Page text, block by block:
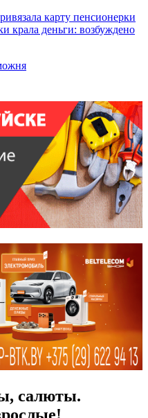
карту пенсионерки
крала деньги: возбуждено
салюты.